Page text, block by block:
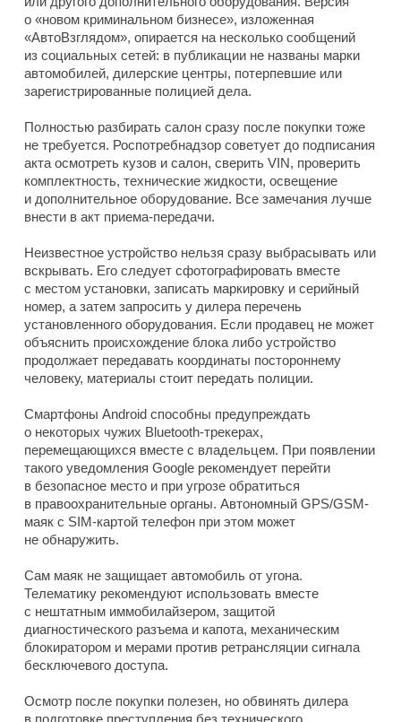
о «новом криминальном бизнесе», изложенная
«АвтоВзглядом», опирается на несколько сообщений
из социальных сетей: в публикации не названы марки
автомобилей, дилерские центры, потерпевшие или
зарегистрированные полицией дела.
Полностью разбирать салон сразу после покупки тоже
не требуется. Роспотребнадзор советует до подписания
акта осмотреть кузов и салон, сверить VIN, проверить
комплектность, технические жидкости, освещение
и дополнительное оборудование. Все замечания лучше
внести в акт приема-передачи.
Неизвестное устройство нельзя сразу выбрасывать или
вскрывать. Его следует сфотографировать вместе
с местом установки, записать маркировку и серийный
номер, а затем запросить у дилера перечень
установленного оборудования. Если продавец не может
объяснить происхождение блока либо устройство
продолжает передавать координаты постороннему
человеку, материалы стоит передать полиции.
Смартфоны Android способны предупреждать
о некоторых чужих Bluetooth-трекерах,
перемещающихся вместе с владельцем. При появлении
такого уведомления Google рекомендует перейти
в безопасное место и при угрозе обратиться
в правоохранительные органы. Автономный GPS/GSM-
маяк с SIM-картой телефон при этом может
не обнаружить.
Сам маяк не защищает автомобиль от угона.
Телематику рекомендуют использовать вместе
с нештатным иммобилайзером, защитой
диагностического разъема и капота, механическим
блокиратором и мерами против ретрансляции сигнала
бесключевого доступа.
Осмотр после покупки полезен, но обвинять дилера
в подготовке преступления без технического